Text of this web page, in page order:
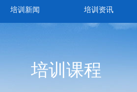
培训新闻 培训资讯
培训课程